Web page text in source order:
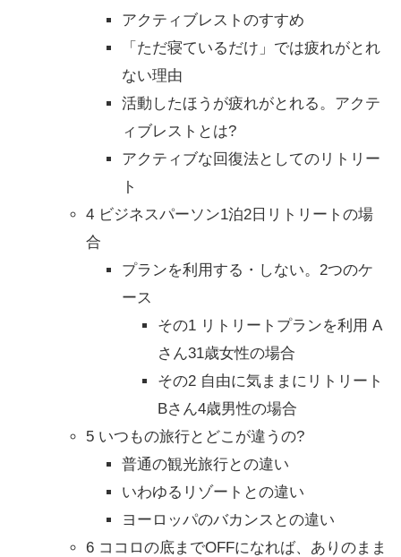
アクティブレストのすすめ
「ただ寝ているだけ」では疲れがとれ
ない理由
活動したほうが疲れがとれる。アクテ
ィブレストとは?
アクティブな回復法としてのリトリー
ト
4 ビジネスパーソン1泊2日リトリートの場
合
プランを利用する・しない。2つのケ
ース
その1 リトリートプランを利用 A
さん31歳女性の場合
その2 自由に気ままにリトリート
Bさん4歳男性の場合
5 いつもの旅行とどこが違うの?
普通の観光旅行との違い
いわゆるリゾートとの違い
ヨーロッパのバカンスとの違い
6 ココロの底までOFFになれば、ありのまま